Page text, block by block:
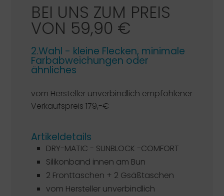
BEI UNS ZUM PREIS
VON 59,90 €
2.Wahl - kleine Flecken, minimale
Farbabweichungen oder
ähnliches
vom Hersteller unverbindlich empfohlener
Verkaufspreis 179,-€
Artikeldetails
DRY-MATIC - SUNBLOCK -COMFORT
Silikonband innen am Bun
2 Fronttaschen + 2 Gsäßtaschen
vom Hersteller unverbindlich